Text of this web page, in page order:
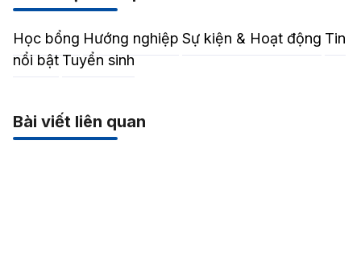
đại học Hoa Sen HSU Tour ngành học tuyển sinh
Học bổngHướng nghiệp